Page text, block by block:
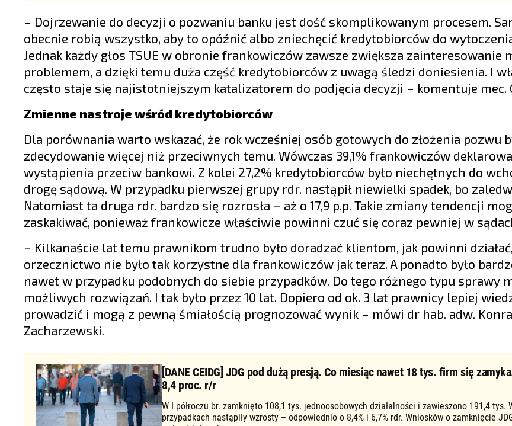
– Dojrzewanie do decyzji o pozwaniu banku jest dość skomplikowanym procesem.
obecnie robią wszystko, aby to opóźnić albo zniechęcić kredytobiorców do
Jednak każdy głos TSUE w obronie frankowiczów zawsze zwiększa zainteresowanie
problemem, a dzięki temu duża część kredytobiorców z uwagą śledzi doniesienia. I
często staje się najistotniejszym katalizatorem do podjęcia decyzji – komentuje mec.
Zmienne nastroje wśród kredytobiorców
Dla porównania warto wskazać, że rok wcześniej osób gotowych do złożenia pozwu
zdecydowanie więcej niż przeciwnych temu. Wówczas 39,1% frankowiczów
wystąpienia przeciw bankowi. Z kolei 27,2% kredytobiorców było niechętnych do
drogę sądową. W przypadku pierwszej grupy rdr. nastąpił niewielki spadek, bo
Natomiast ta druga rdr. bardzo się rozrosła – aż o 17,9 p.p. Takie zmiany tendencji
zaskakiwać, ponieważ frankowicze właściwie powinni czuć się coraz pewniej w
– Kilkanaście lat temu prawnikom trudno było doradzać klientom, jak powinni
orzecznictwo nie było tak korzystne dla frankowiczów jak teraz. A ponadto było
nawet w przypadku podobnych do siebie przypadków. Do tego różnego typu sprawy
możliwych rozwiązań. I tak było przez 10 lat. Dopiero od ok. 3 lat prawnicy lepiej
prowadzić i mogą z pewną śmiałością prognozować wynik – mówi dr hab. adw.
Zacharzewski.
[DANE CEIDG] JDG pod dużą presją. Co miesiąc nawet 18 tys. firm się
8,4 proc. r/r
W I półroczu br. zamknięto 108,1 tys. jednoosobowych działalności i zawieszono 191,4 tys.
przypadkach nastąpiły wzrosty – odpowiednio o 8,4% i 6,7% rdr. Wniosków o zamknięcie